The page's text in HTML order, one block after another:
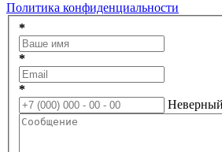
Политика конфиденциальности
*
*
*